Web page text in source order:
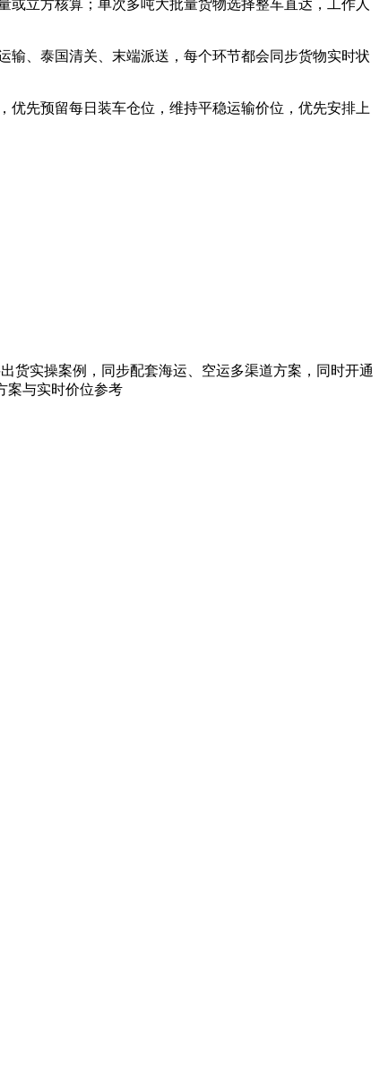
立方核算；单次多吨大批量货物选择整车直达，工作人
输、泰国清关、末端派送，每个环节都会同步货物实时状
先预留每日装车仓位，维持平稳运输价位，优先安排上
货实操案例，同步配套海运、空运多渠道方案，同时开通
案与实时价位参考